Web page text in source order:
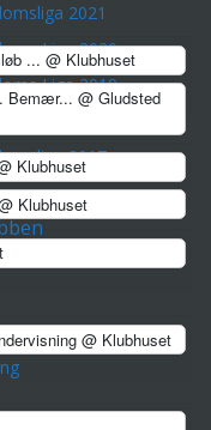
2021
Liga 2020
Liga 2019
2017
... @ Klubhuset
Bemær... @ Gludsted
Klubhuset
Klubhuset
@ Klubhuset